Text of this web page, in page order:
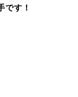
です！